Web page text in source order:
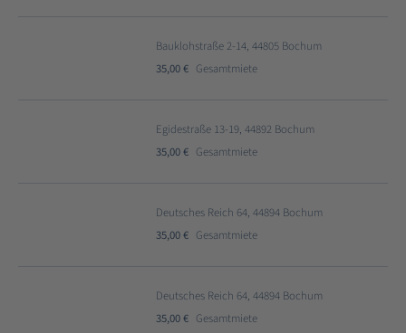
Bauklohstraße 2-14, 44805 Bochum
35,00 € Gesamtmiete
Egidestraße 13-19, 44892 Bochum
35,00 € Gesamtmiete
Deutsches Reich 64, 44894 Bochum
35,00 € Gesamtmiete
Deutsches Reich 64, 44894 Bochum
35,00 € Gesamtmiete